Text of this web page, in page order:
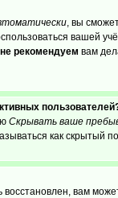
, вы
вашей
не рекомендуем вам
Скрывать ваше
как скрытый
вам